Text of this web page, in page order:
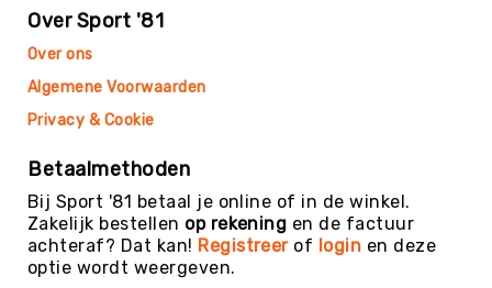
Tchouks
Ballen
Teambuilding
Trampolinespringen
Trefbal
Trendsporten
Turnen
Over Sport '81
Over ons
Algemene Voorwaarden
Privacy & Cookie
Betaalmethoden
Bij Sport '81 betaal je online of in de winkel.
Zakelijk bestellen op rekening en de factuur
achteraf? Dat kan! Registreerof login en deze
optie wordt weergeven.